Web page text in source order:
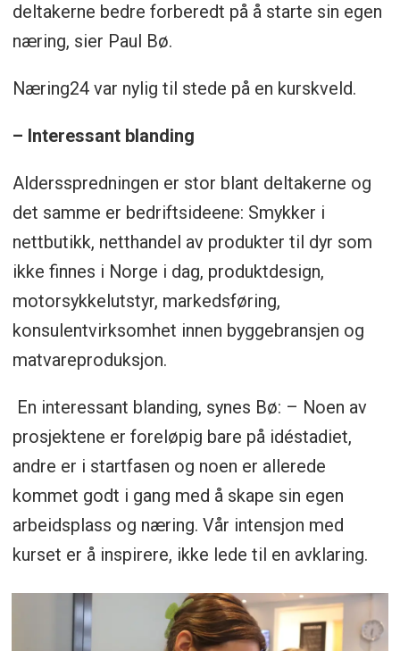
deltakerne bedre forberedt på å starte sin egen
næring, sier Paul Bø.
Næring24 var nylig til stede på en kurskveld.
– Interessant blanding
Aldersspredningen er stor blant deltakerne og
det samme er bedriftsideene: Smykker i
nettbutikk, netthandel av produkter til dyr som
ikke finnes i Norge i dag, produktdesign,
motorsykkelutstyr, markedsføring,
konsulentvirksomhet innen byggebransjen og
matvareproduksjon.
En interessant blanding, synes Bø: – Noen av
prosjektene er foreløpig bare på idéstadiet,
andre er i startfasen og noen er allerede
kommet godt i gang med å skape sin egen
arbeidsplass og næring. Vår intensjon med
kurset er å inspirere, ikke lede til en avklaring.